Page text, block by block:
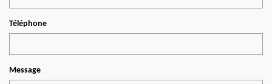
Téléphone
Message